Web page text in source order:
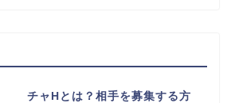
チャHとは？相手を募集する方